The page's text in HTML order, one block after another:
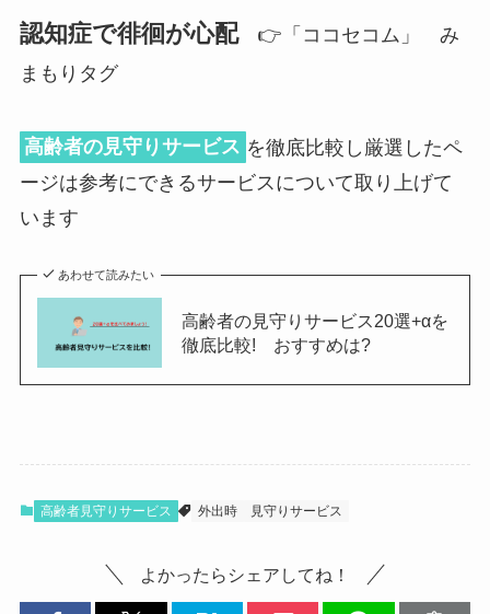
認知症で徘徊が心配👉「ココセコム」 み
まもりタグ
高齢者の見守りサービス を徹底比較し厳選したペ
ージは参考にできるサービスについて取り上げて
います
あわせて読みたい
高齢者の見守りサービス20選+αを
徹底比較! おすすめは?
高齢者見守りサービス 外出時 見守りサービス
よかったらシェアしてね！